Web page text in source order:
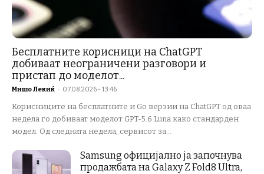
Бесплатните корисници на ChatGPT
добиваат неограничени разговори и
пристап до моделот...
Мишо Лекиќ - 07.08.2026 - 13:46
Корисниците на бесплатните и Go верзии на ChatGPT од оваа
недела го добиваат моделот GPT-5.6 Luna како стандарден
модел. Од следната недела, сервисот за...
Samsung официјално ја започнува
продажбата на Galaxy Z Fold8 Ultra,